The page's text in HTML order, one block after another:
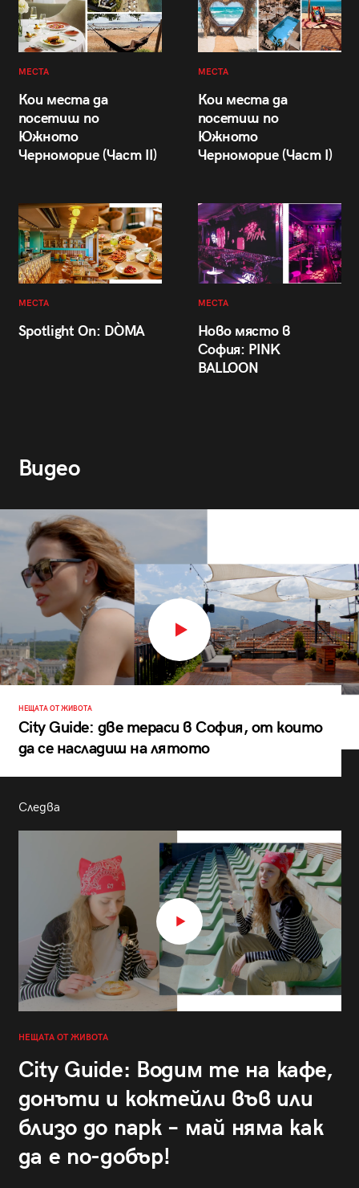
МЕСТА
Кои места да
посетиш по
Южното
Черноморие (Част II)
МЕСТА
Кои места да
посетиш по
Южното
Черноморие (Част I)
МЕСТА
Spotlight On: DÒMA
МЕСТА
Ново място в
София: PINK
BALLOON
Видео
НЕЩАТА ОТ ЖИВОТА
City Guide: две тераси в София, от които
да се насладиш на лятото
Следва
НЕЩАТА ОТ ЖИВОТА
City Guide: Водим те на кафе,
донъти и коктейли във или
близо до парк – май няма как
да е по-добър!